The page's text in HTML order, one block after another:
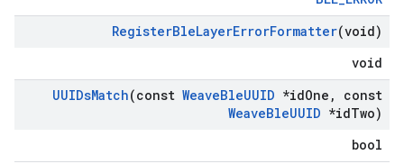
RegisterBleLayerErrorFormatter(void)
void
UUIDsMatch(const WeaveBleUUID *idOne ,
const
WeaveBleUUID *idTwo)
bool